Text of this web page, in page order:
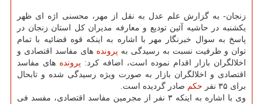
زنجان- به گزارش علم عدل به نقل از مهر، محسنی اژه ای ظهر
یكشنبه در حاشیه آئین تودیع و معارفه مدیران كل استان زنجان در
پاسخ به سوال خبرنگار مهر با اشاره به اینكه قوه قضائیه با تمام
توان و ظرفیت نسبت به رسیدگی به پرونده های مفاسد اقتصادی و
اخلالگران بازار اقدام نموده است، اضافه كرد: پرونده های مفاسد
اقتصادی و اخلالگران بازار به صورت ویژه رسیدگی شده و تابحال
برای ۳۵ نفر
حكم صادر گردیده است.
وی با اشاره به اینكه ۳ نفر از مجرمین مفاسد اقتصادی، مفسد فی